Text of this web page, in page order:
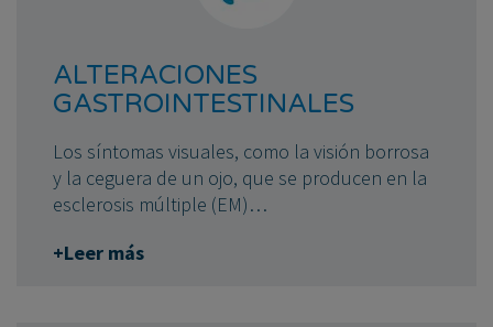
ALTERACIONES
GASTROINTESTINALES
Los síntomas visuales, como la visión borrosa
y la ceguera de un ojo, que se producen en la
esclerosis múltiple (EM)…
+Leer más